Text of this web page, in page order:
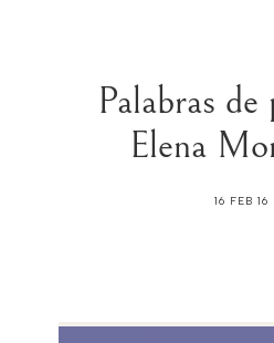
Palabras de
Elena
16 FEB 16